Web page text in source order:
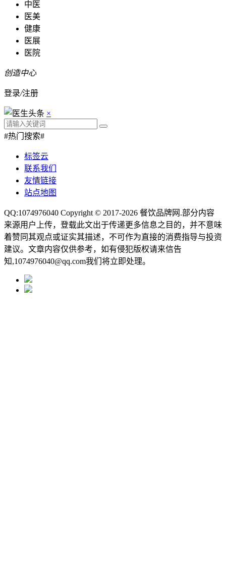
中医
医美
健康
医展
医院
创造中心
登录/注册
×
#热门搜索#
标签云
联系我们
友情链接
站点地图
QQ:1074976040 Copyright © 2017-2026 餐饮品牌网 .部分内容
来源用户上传，登载此文出于传递更多信息之目的，并不意味
着赞同其观点或证实其描述，不可作为直接的消费指导与投资
建议。文章内容仅供参考，如有侵犯版权请来信告
知,1074976040@qq.com我们将立即处理。